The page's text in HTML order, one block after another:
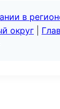
в
округ